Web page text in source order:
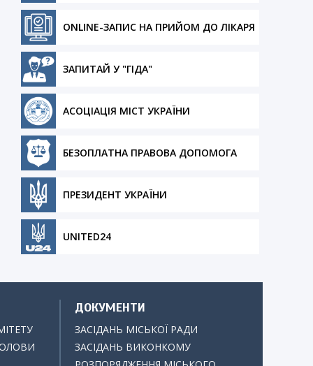
ONLINE-ЗАПИС НА ПРИЙОМ ДО ЛІКАРЯ
ЗАПИТАЙ У "ГІДА"
АСОЦІАЦІЯ МІСТ УКРАЇНИ
БЕЗОПЛАТНА ПРАВОВА ДОПОМОГА
ПРЕЗИДЕНТ УКРАЇНИ
UNITED24
ДОКУМЕНТИ
ЗАСІДАНЬ МІСЬКОЇ РАДИ
ЗАСІДАНЬ ВИКОНКОМУ